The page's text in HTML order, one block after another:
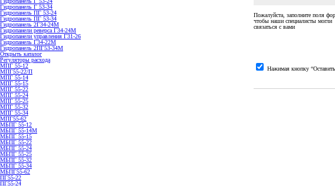
Гидропанель Г 53-34
Гидропанель ПГ 53-24
Гидропанель ПГ 53-34
Гидропанель 2Г34-24М
Гидропанели реверса Г34-24М
Гидропанели управления Г31-26
Гидропанель Г34-22М
Гидропанель 2ПГ53-34М
Открыть каталог
Регуляторы расхода
МПГ 55-12
МПГ55-22/П
МПГ 55-14
МПГ 55-15
МПГ 55-22
МПГ 55-24
МПГ 55-25
МПГ 55-32
МПГ 55-34
МПГ55-62
МБПГ 55-12
МБПГ 55-14М
МБПГ 55-15
МБПГ 55-22
МБПГ 55-24
МБПГ 55-25
МБПГ 55-32
МБПГ 55-34
МБПГ55-62
ПГ55-22
ПГ55-24
Пожалуйста, заполните поля
чтобы наши специалисты могли
связаться с вами
Нажимая кнопку